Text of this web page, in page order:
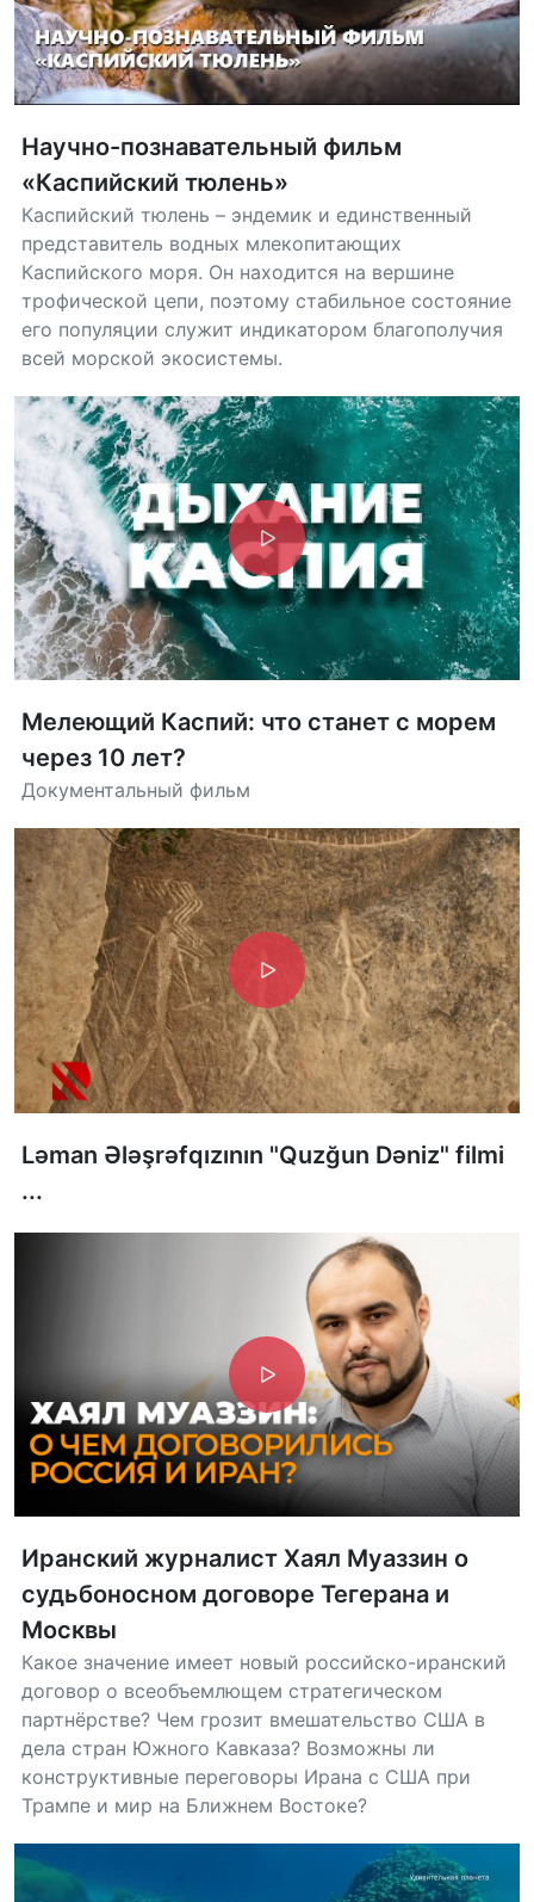
Научно-познавательный фильм
«Каспийский тюлень»
Каспийский тюлень – эндемик и единственный
представитель водных млекопитающих
Каспийского моря. Он находится на вершине
трофической цепи, поэтому стабильное состояние
его популяции служит индикатором благополучия
всей морской экосистемы.
Мелеющий Каспий: что станет с морем
через 10 лет?
Документальный фильм
Ləman Ələşrəfqızının "Quzğun Dəniz" filmi
...
Иранский журналист Хаял Муаззин о
судьбоносном договоре Тегерана и
Москвы
Какое значение имеет новый российско-иранский
договор о всеобъемлющем стратегическом
партнёрстве? Чем грозит вмешательство США в
дела стран Южного Кавказа? Возможны ли
конструктивные переговоры Ирана с США при
Трампе и мир на Ближнем Востоке?